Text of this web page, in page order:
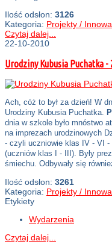
Ilość odsłon: 3126
Kategoria: Projekty /
Czytaj dalej...
22-10-2010
Urodziny Kubusia Puchatka -
Ach, cóż to był za dzień! W
Urodziny Kubusia Puchatka.
dnia w szkole było mnóstwo
na imprezach urodzinowych
- czyli uczniowie klas IV - VI -
(uczniów klas I - III). Były
śmiechu. Odbywały się
Ilość odsłon: 3261
Kategoria: Projekty /
Etykiety
Wydarzenia
Czytaj dalej...